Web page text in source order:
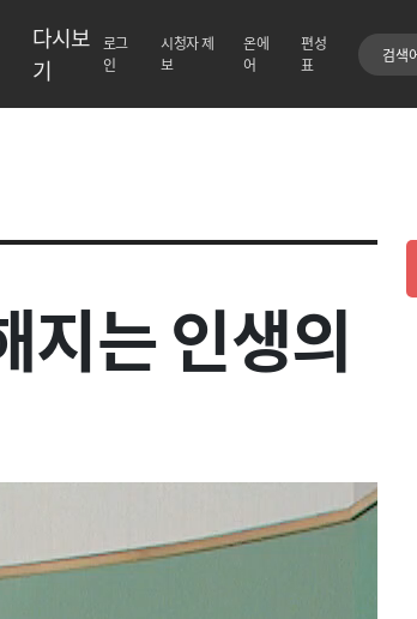
다시보
기
로그
인
시청자 제
보
온에
어
편성
표
검색어
지는 인생의